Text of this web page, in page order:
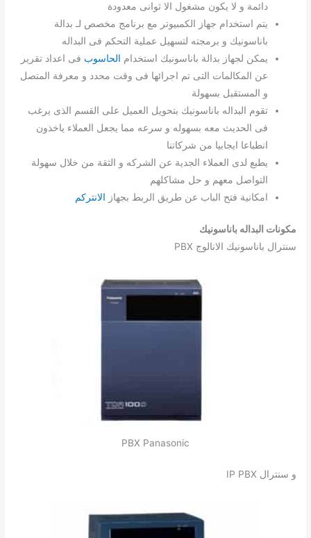
دائمة و لا يكون مشغول الا ثوانى معدودة
يتم استخدام جهاز الكمبيوتر مع برنامج مخصص لـ بدالة
باناسونيك و برمجته لتسهيل عملية التحكم فى البداله
يمكن لجهاز بدالة باناسونيك استخدام الحاسوب فى اعداد تقرير
عن المكالمات التى تم اجرائها فى وقت محدد و معرفة المتصل
و المستقبل بسهولة
تقوم البداله باناسونيك بتحويل العميل على القسم الذى يرغب
فى الحديث معه بسهوله و سرعه مما يجعل العملاء ياخذون
انطباعا ايجابيا من شركاتنا
يطبع لدى العملاء الجدية عن الشركه و الثقة من خلال سهولة
التواصل معهم و حل مشاكلهم
امكانية فتح الباب عن طريق الربط بجهاز الانتركم
مكونات البداله باناسونيك
سنترال باناسونيك الانالوج PBX
PBX Panasonic
و سنترال IP PBX